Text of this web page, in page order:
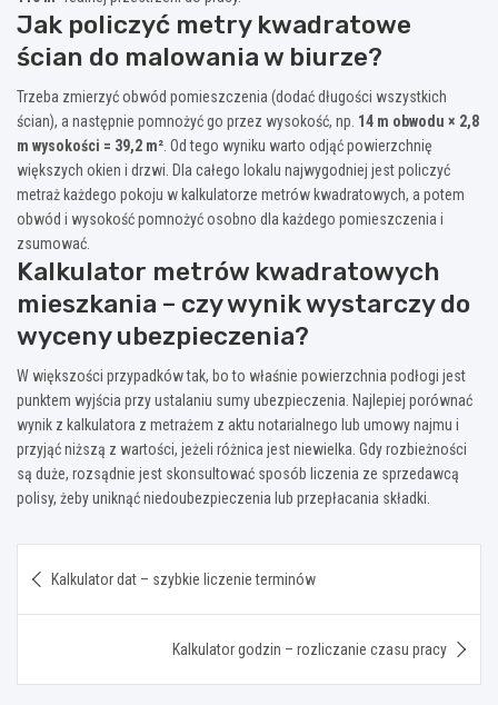
Jak policzyć metry kwadratowe
ścian do malowania w biurze?
Trzeba zmierzyć obwód pomieszczenia (dodać długości wszystkich
ścian), a następnie pomnożyć go przez wysokość, np. 14 m obwodu × 2,8
m wysokości = 39,2 m². Od tego wyniku warto odjąć powierzchnię
większych okien i drzwi. Dla całego lokalu najwygodniej jest policzyć
metraż każdego pokoju w kalkulatorze metrów kwadratowych, a potem
obwód i wysokość pomnożyć osobno dla każdego pomieszczenia i
zsumować.
Kalkulator metrów kwadratowych
mieszkania – czy wynik wystarczy do
wyceny ubezpieczenia?
W większości przypadków tak, bo to właśnie powierzchnia podłogi jest
punktem wyjścia przy ustalaniu sumy ubezpieczenia. Najlepiej porównać
wynik z kalkulatora z metrażem z aktu notarialnego lub umowy najmu i
przyjąć niższą z wartości, jeżeli różnica jest niewielka. Gdy rozbieżności
są duże, rozsądnie jest skonsultować sposób liczenia ze sprzedawcą
polisy, żeby uniknąć niedoubezpieczenia lub przepłacania składki.
wpisu
Kalkulator dat – szybkie liczenie terminów
Kalkulator godzin – rozliczanie czasu pracy